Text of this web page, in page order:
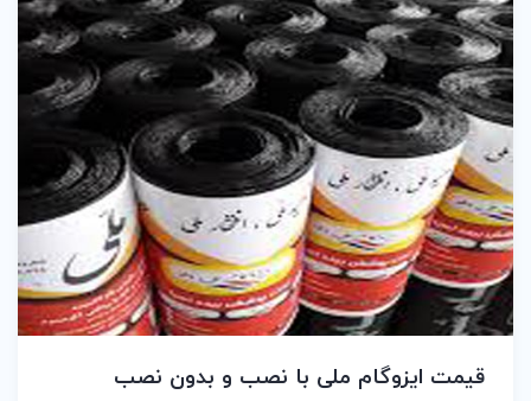
قیمت ایزوگام ملی با نصب و بدون نصب